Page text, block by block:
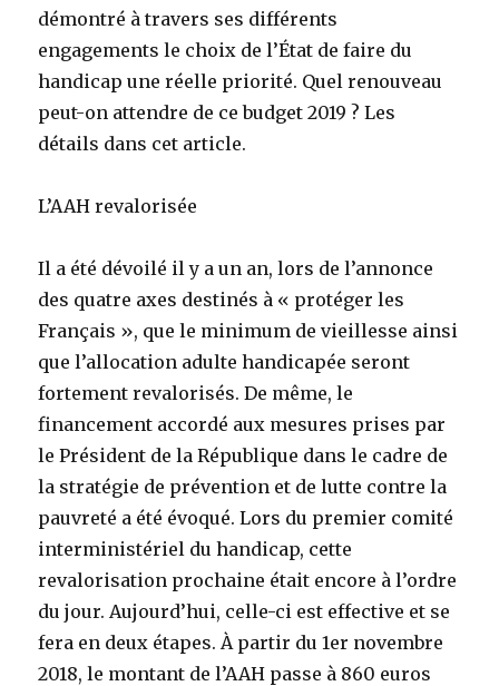
démontré à travers ses différents
engagements le choix de l’État de faire du
handicap une réelle priorité. Quel renouveau
peut-on attendre de ce budget 2019 ? Les
détails dans cet article.
L’AAH revalorisée
Il a été dévoilé il y a un an, lors de l’annonce
des quatre axes destinés à « protéger les
Français », que le minimum de vieillesse ainsi
que l’allocation adulte handicapée seront
fortement revalorisés. De même, le
financement accordé aux mesures prises par
le Président de la République dans le cadre de
la stratégie de prévention et de lutte contre la
pauvreté a été évoqué. Lors du premier comité
interministériel du handicap, cette
revalorisation prochaine était encore à l’ordre
du jour. Aujourd’hui, celle-ci est effective et se
fera en deux étapes. À partir du 1er novembre
2018, le montant de l’AAH passe à 860 euros